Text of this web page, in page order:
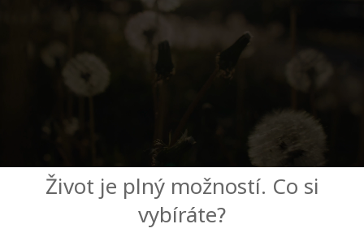
Access
BarsŽivot je plný možností. Co si
vybíráte?